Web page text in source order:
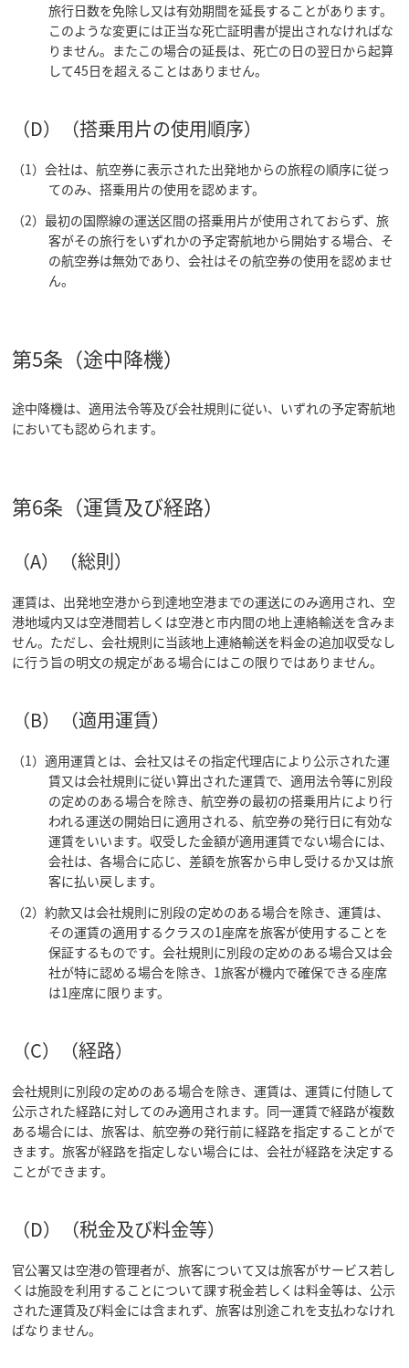
旅行日数を免除し又は有効期間を延長することがあります。
このような変更には正当な死亡証明書が提出されなければな
りません。またこの場合の延長は、死亡の日の翌日から起算
して45日を超えることはありません。
（D）（搭乗用片の使用順序）
（1）会社は、航空券に表示された出発地からの旅程の順序に従っ
てのみ、搭乗用片の使用を認めます。
（2）最初の国際線の運送区間の搭乗用片が使用されておらず、旅
客がその旅行をいずれかの予定寄航地から開始する場合、そ
の航空券は無効であり、会社はその航空券の使用を認めませ
ん。
第5条（途中降機）
途中降機は、適用法令等及び会社規則に従い、いずれの予定寄航地
においても認められます。
第6条（運賃及び経路）
（A）（総則）
運賃は、出発地空港から到達地空港までの運送にのみ適用され、空
港地域内又は空港間若しくは空港と市内間の地上連絡輸送を含みま
せん。ただし、会社規則に当該地上連絡輸送を料金の追加収受なし
に行う旨の明文の規定がある場合にはこの限りではありません。
（B）（適用運賃）
（1）適用運賃とは、会社又はその指定代理店により公示された運
賃又は会社規則に従い算出された運賃で、適用法令等に別段
の定めのある場合を除き、航空券の最初の搭乗用片により行
われる運送の開始日に適用される、航空券の発行日に有効な
運賃をいいます。収受した金額が適用運賃でない場合には、
会社は、各場合に応じ、差額を旅客から申し受けるか又は旅
客に払い戻します。
（2）約款又は会社規則に別段の定めのある場合を除き、運賃は、
その運賃の適用するクラスの1座席を旅客が使用することを
保証するものです。会社規則に別段の定めのある場合又は会
社が特に認める場合を除き、1旅客が機内で確保できる座席
は1座席に限ります。
（C）（経路）
会社規則に別段の定めのある場合を除き、運賃は、運賃に付随して
公示された経路に対してのみ適用されます。同一運賃で経路が複数
ある場合には、旅客は、航空券の発行前に経路を指定することがで
きます。旅客が経路を指定しない場合には、会社が経路を決定する
ことができます。
（D）（税金及び料金等）
官公署又は空港の管理者が、旅客について又は旅客がサービス若し
くは施設を利用することについて課す税金若しくは料金等は、公示
された運賃及び料金には含まれず、旅客は別途これを支払わなけれ
ばなりません。